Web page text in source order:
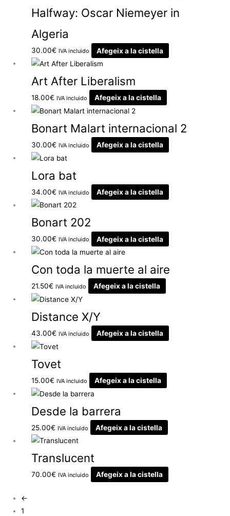
Halfway: Oscar Niemeyer in
Algeria
30.00€ IVA incluido Afegeix a la cistella
Art After Liberalism
18.00€ IVA incluido Afegeix a la cistella
Bonart Malart internacional 2
30.00€ IVA incluido Afegeix a la cistella
Lora bat
34.00€ IVA incluido Afegeix a la cistella
Bonart 202
30.00€ IVA incluido Afegeix a la cistella
Con toda la muerte al aire
21.50€ IVA incluido Afegeix a la cistella
Distance X/Y
43.00€ IVA incluido Afegeix a la cistella
Tovet
15.00€ IVA incluido Afegeix a la cistella
Desde la barrera
25.00€ IVA incluido Afegeix a la cistella
Translucent
70.00€ IVA incluido Afegeix a la cistella
←
1